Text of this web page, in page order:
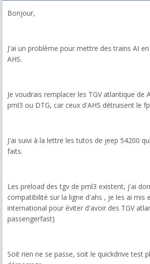
Bonjour,
J'ai un problème pour mettre des trains AI
AHS.
Je voudrais remplacer les TGV atlantique de
pml3 ou DTG, car ceux d'AHS détruisent le
J'ai suivi à la lettre les tutos de jeep 54200
faits.
Les preload des tgv de pml3 existent, j'ai
compatibilité sur la ligne d'ahs , je les ai mis
international pour éviter d'avoir des TGV
passengerfast)
Soit rien ne se passe, soit le quickdrive test